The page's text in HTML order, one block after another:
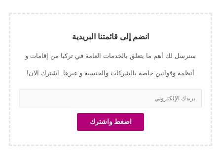
انضم إلى قائمتنا البريدية
سنرسل لك أهم ما يتعلق بالخدمات العامة في تركيا من إقامات و
أنظمة وقوانين خاصة بالشركات والجنسية و غيرها. اشترك الآن!